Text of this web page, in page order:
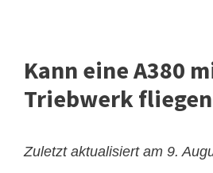
Kann eine A380
Triebwerk
Zuletzt aktualisiert am 9.